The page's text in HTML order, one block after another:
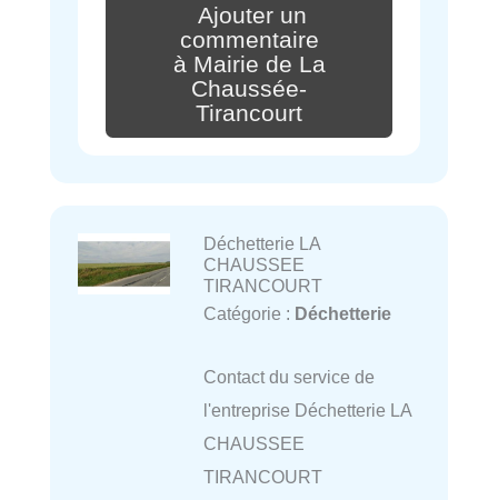
Ajouter un
commentaire
à Mairie de La
Chaussée-
Tirancourt
Déchetterie LA
CHAUSSEE
TIRANCOURT
Catégorie : Déchetterie
Contact du service de
l'entreprise Déchetterie LA
CHAUSSEE
TIRANCOURT